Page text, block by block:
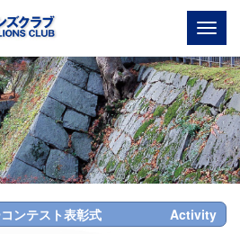
ンテスト表彰式 Activity